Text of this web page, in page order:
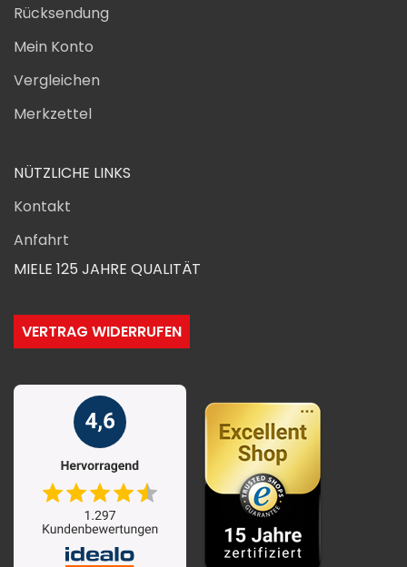
Rücksendung
Mein Konto
Vergleichen
Merkzettel
NÜTZLICHE LINKS
Kontakt
Anfahrt
MIELE 125 JAHRE QUALITÄT
VERTRAG WIDERRUFEN